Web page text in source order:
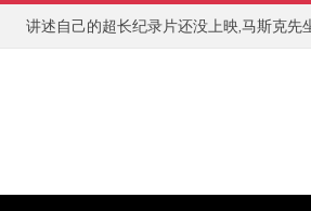
讲述自己的超长纪录片还没上映,马斯克先